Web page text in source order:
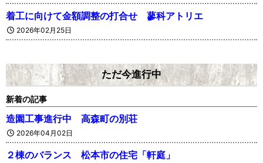
着工に向けて金額調整の打合せ 蓼科アトリエ
2026年02月25日
ただ今進行中
新着の記事
造園工事進行中 高森町の別荘
2026年04月02日
２棟のバランス 松本市の住宅「軒庭」